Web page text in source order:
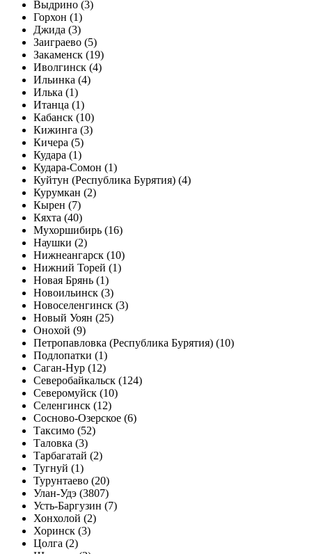
Выдрино (3)
Горхон (1)
Джида (3)
Заиграево (5)
Закаменск (19)
Иволгинск (4)
Ильинка (4)
Илька (1)
Итанца (1)
Кабанск (10)
Кижинга (3)
Кичера (5)
Кудара (1)
Кудара-Сомон (1)
Куйтун (Республика Бурятия) (4)
Курумкан (2)
Кырен (7)
Кяхта (40)
Мухоршибирь (16)
Наушки (2)
Нижнеангарск (10)
Нижний Торей (1)
Новая Брянь (1)
Новоильинск (3)
Новоселенгинск (3)
Новый Уоян (25)
Онохой (9)
Петропавловка (Республика Бурятия) (10)
Подлопатки (1)
Саган-Нур (12)
Северобайкальск (124)
Северомуйск (10)
Селенгинск (12)
Сосново-Озерское (6)
Таксимо (52)
Таловка (3)
Тарбагатай (2)
Тугнуй (1)
Турунтаево (20)
Улан-Удэ (3807)
Усть-Баргузин (7)
Хонхолой (2)
Хоринск (3)
Цолга (2)